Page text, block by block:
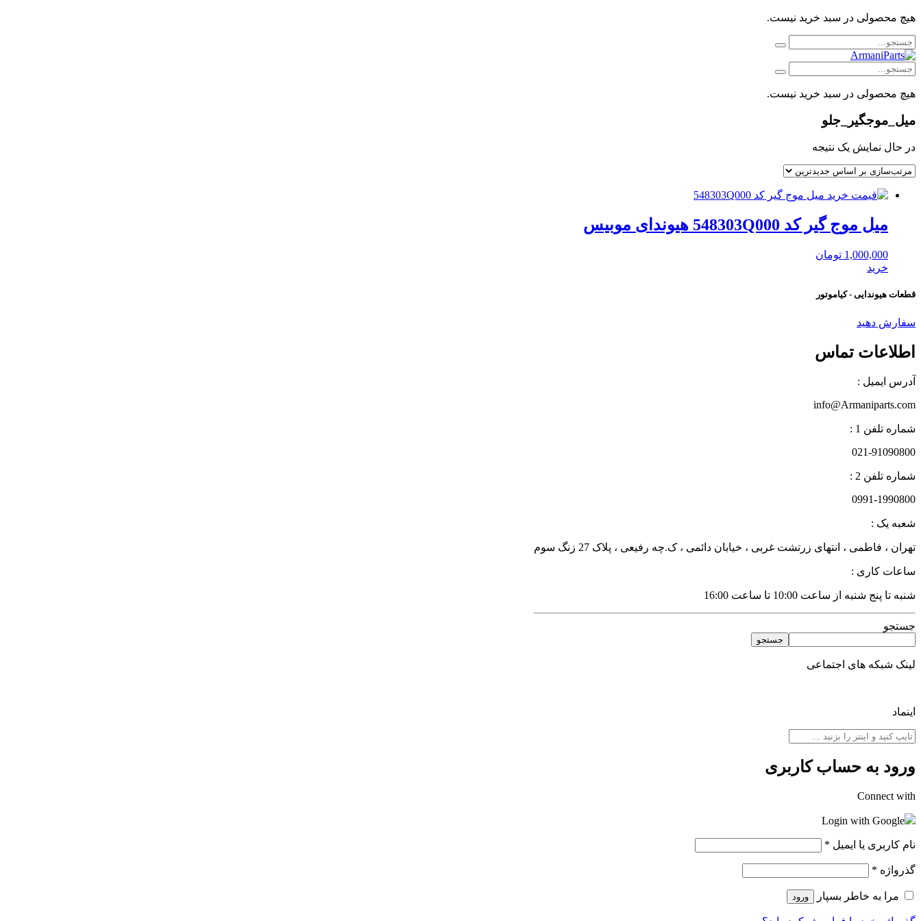
هیچ محصولی در سبد خرید نیست.
هیچ محصولی در سبد خرید نیست.
میل_موجگیر_جلو
در حال نمایش یک نتیجه
میل موج گیر کد 548303Q000 هیوندای موبیس
1,000,000 تومان
خرید
قطعات هیوندایی - کیاموتور
سفارش دهید
اطلاعات تماس
آدرس ایمیل :
info@Armaniparts.com
شماره تلفن 1 :
021-91090800
شماره تلفن 2 :
0991-1990800
شعبه یک :
تهران ، فاطمی ، انتهای زرتشت غربی ، خیابان دائمی ، ک.چه رفیعی ، پلاک 27 زنگ سوم
ساعات کاری :
شنبه تا پنج شنبه از ساعت 10:00 تا ساعت 16:00
جستجو
جستجو
لینک شبکه های اجتماعی
اینماد
ورود به حساب کاربری
Connect with
Login with Google
نام کاربری یا ایمیل *
گذرواژه *
مرا به خاطر بسپار ورود